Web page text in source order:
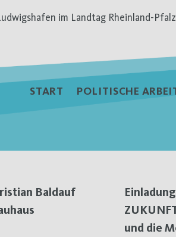
im Landtag Rheinland-Pfalz
START POLITISCHE
Baldauf
und die